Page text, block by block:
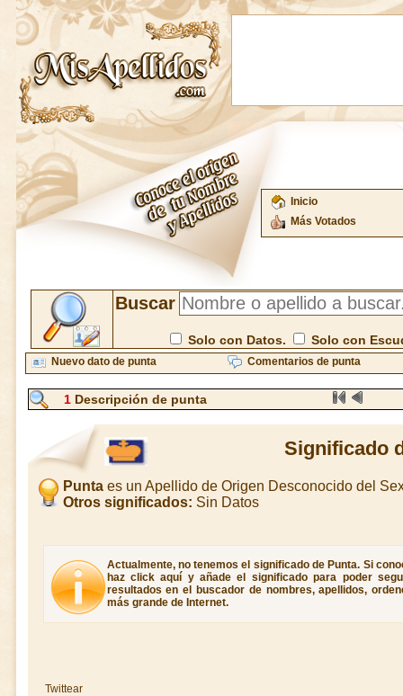
Inicio
Más Votados
Buscar
Solo con Datos. Solo con
Nuevo dato de punta Comentarios de punta
1 Descripción de punta
Significado
Puntaes un Apellido de Origen Desconocido del
Otros significados: Sin Datos
Actualmente, no tenemos el significado de Punta. Si
haz click aquí y añade el significado para poder
resultados en el buscador de nombres, apellidos,
más grande de Internet.
Twittear